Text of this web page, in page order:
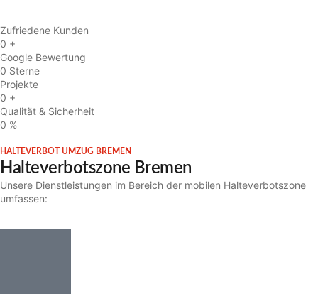
Zufriedene Kunden
0 +
Google Bewertung
0 Sterne
Projekte
0 +
Qualität & Sicherheit
0 %
HALTEVERBOT UMZUG BREMEN
Halteverbotszone Bremen
Unsere Dienstleistungen im Bereich der mobilen Halteverbotszone
umfassen: